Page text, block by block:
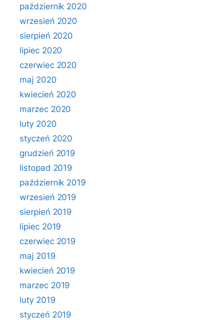
październik 2020
wrzesień 2020
sierpień 2020
lipiec 2020
czerwiec 2020
maj 2020
kwiecień 2020
marzec 2020
luty 2020
styczeń 2020
grudzień 2019
listopad 2019
październik 2019
wrzesień 2019
sierpień 2019
lipiec 2019
czerwiec 2019
maj 2019
kwiecień 2019
marzec 2019
luty 2019
styczeń 2019